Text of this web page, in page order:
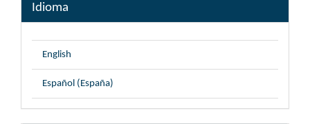
Idioma
English
Español (España)